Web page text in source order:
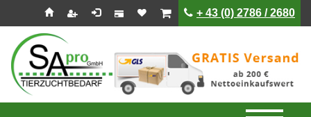
Seitenebreiche:
ist leerist leer+ 43 (0) 2786 / 2680